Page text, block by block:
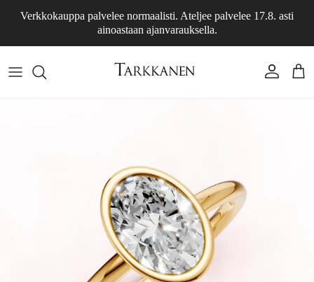
Verkkokauppa palvelee normaalisti. Ateljee palvelee 17.8. asti
ainoastaan ajanvarauksella.
Tili